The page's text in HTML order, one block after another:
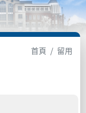
首頁 留用